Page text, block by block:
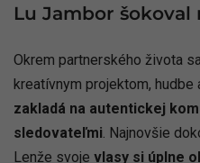
Lu Jambor šokoval
Okrem partnerského života
kreatívnym projektom, hudbe
zakladá na autentickej
sledovateľmi . Najnovšie
Lenže svoje vlasy si úplne